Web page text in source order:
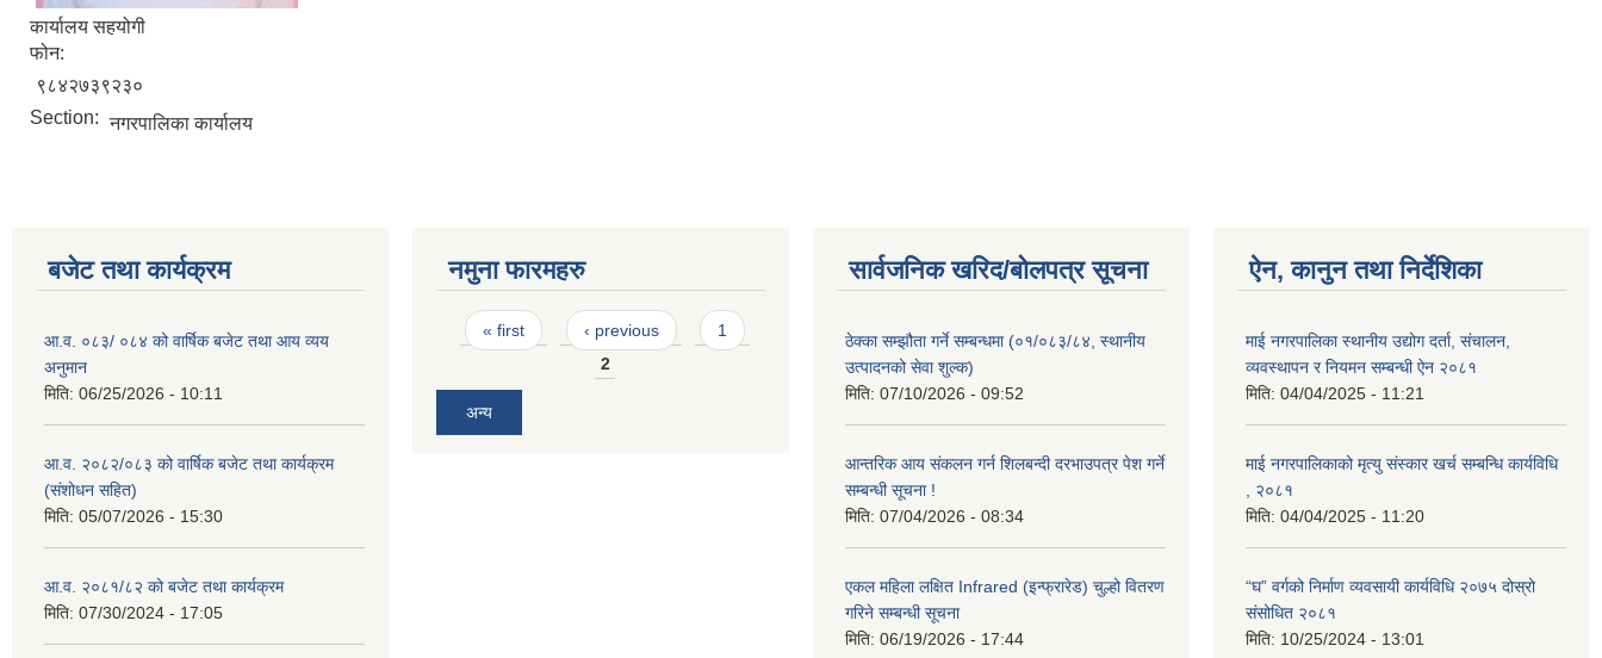
कार्यालय सहयोगी
फोन:
९८४२७३९२३०
Section: नगरपालिका कार्यालय
बजेट तथा कार्यक्रम
आ.व. ०८३/ ०८४ को वार्षिक बजेट तथा आय व्यय
अनुमान
मिति: 06/25/2026 - 10:11
आ.व. २०८२/०८३ को वार्षिक बजेट तथा कार्यक्रम
(संशोधन सहित)
मिति: 05/07/2026 - 15:30
आ.व. २०८१/८२ को बजेट तथा कार्यक्रम
मिति: 07/30/2024 - 17:05
नमुना फारमहरु
Pages
« first ‹ previous
1
2
अन्य
सार्वजनिक खरिद/बोलपत्र सूचना
ठेक्का सम्झौता गर्ने सम्बन्धमा (०१/०८३/८४, स्थानीय
उत्पादनको सेवा शुल्क)
मिति: 07/10/2026 - 09:52
आन्तरिक आय संकलन गर्न शिलबन्दी दरभाउपत्र पेश गर्ने
सम्बन्धी सूचना !
मिति: 07/04/2026 - 08:34
एकल महिला लक्षित Infrared (इन्फ्रारेड) चुल्हो वितरण
गरिने सम्बन्धी सूचना
मिति: 06/19/2026 - 17:44
ऐन, कानुन तथा निर्देशिका
माई नगरपालिका स्थानीय उद्योग दर्ता, संचालन,
व्यवस्थापन र नियमन सम्बन्धी ऐन २०८१
मिति: 04/04/2025 - 11:21
माई नगरपालिकाको मृत्यु संस्कार खर्च सम्बन्धि कार्यविधि
, २०८१
मिति: 04/04/2025 - 11:20
“घ” वर्गको निर्माण व्यवसायी कार्यविधि २०७५ दोस्रो
संसोधित २०८१
मिति: 10/25/2024 - 13:01